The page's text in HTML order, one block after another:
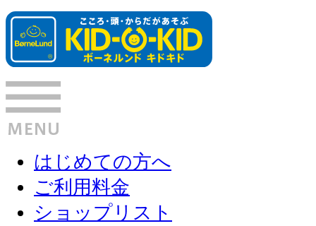
はじめての方へ
ご利用料金
ショップリスト